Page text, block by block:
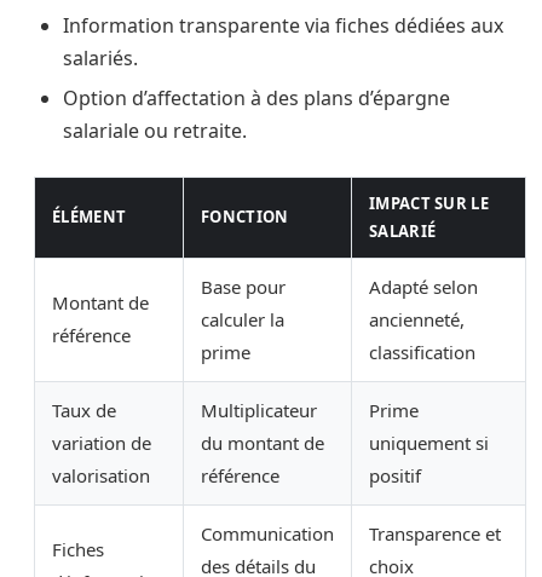
Information transparente via fiches dédiées aux
salariés.
Option d’affectation à des plans d’épargne
salariale ou retraite.
ÉLÉMENT FONCTION
IMPACT SUR LE
SALARIÉ
Montant de
référence
Base pour
calculer la
prime
Adapté selon
ancienneté,
classification
Taux de
variation de
valorisation
Multiplicateur
du montant de
référence
Prime
uniquement si
positif
Fiches
Communication
des détails du
Transparence et
choix